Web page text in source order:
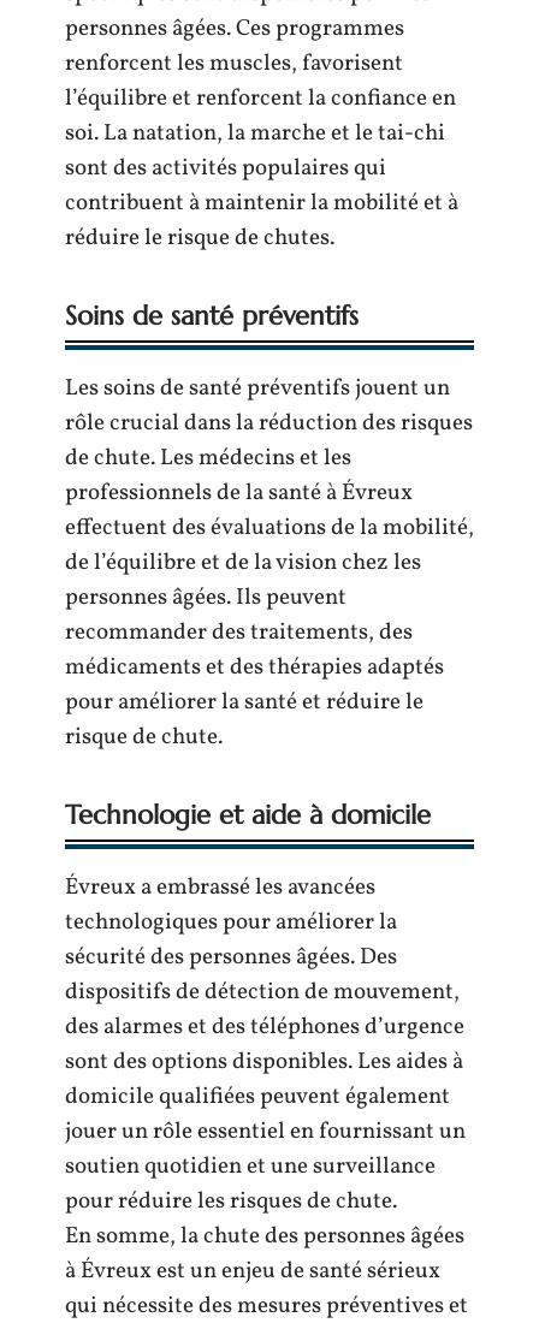
personnes âgées. Ces programmes
renforcent les muscles, favorisent
l’équilibre et renforcent la confiance en
soi. La natation, la marche et le tai-chi
sont des activités populaires qui
contribuent à maintenir la mobilité et à
réduire le risque de chutes.
Soins de santé préventifs
Les soins de santé préventifs jouent un
rôle crucial dans la réduction des risques
de chute. Les médecins et les
professionnels de la santé à Évreux
effectuent des évaluations de la mobilité,
de l’équilibre et de la vision chez les
personnes âgées. Ils peuvent
recommander des traitements, des
médicaments et des thérapies adaptés
pour améliorer la santé et réduire le
risque de chute.
Technologie et aide à domicile
Évreux a embrassé les avancées
technologiques pour améliorer la
sécurité des personnes âgées. Des
dispositifs de détection de mouvement,
des alarmes et des téléphones d’urgence
sont des options disponibles. Les aides à
domicile qualifiées peuvent également
jouer un rôle essentiel en fournissant un
soutien quotidien et une surveillance
pour réduire les risques de chute.
En somme, la chute des personnes âgées
à Évreux est un enjeu de santé sérieux
qui nécessite des mesures préventives et